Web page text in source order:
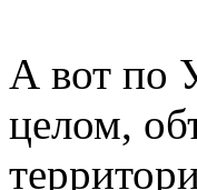
А вот по
целом,